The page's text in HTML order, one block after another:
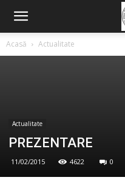
Acasă Actualitate
Actualitate
PREZENTARE
11/02/2015 4622 0